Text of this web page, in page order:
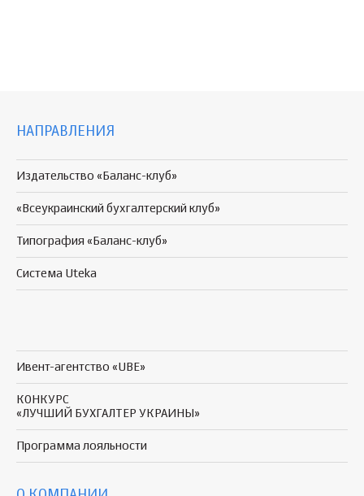
НАПРАВЛЕНИЯ
Издательство «Баланс-клуб»
«Всеукраинский бухгалтерский клуб»
Типография «Баланс-клуб»
Система Uteka
Ивент-агентство «UBE»
КОНКУРС
«ЛУЧШИЙ БУХГАЛТЕР УКРАИНЫ»
Программа лояльности